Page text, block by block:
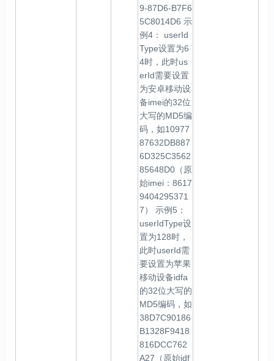
9-87D6-B7F6
5C8014D6 示
例4： userId
Type设置为6
4时，此时us
erId需要设置
为安卓移动设
备imei的32位
大写的MD5编
码，如10977
87632DB887
6D325C3562
85648D0（原
始imei：8617
9404295371
7） 示例5：
userIdType设
置为128时，
此时userId需
要设置为苹果
移动设备idfa
的32位大写的
MD5编码，如
38D7C90186
B1328F9418
816DCC762
A27（原始idf